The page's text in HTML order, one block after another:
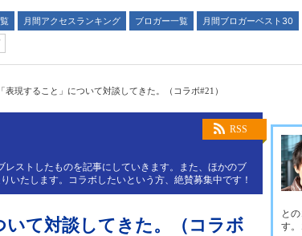
月間アクセスランキング ブロガー一覧
月間ブロガーベスト30
表現すること」について対談してきた。（コラボ#21）
RSS
ストしたものを記事にしていきます。また、ほかのブ
いたします。コラボしたいという方、絶賛募集中です！
て対談してきた。（コラボ
と
す。